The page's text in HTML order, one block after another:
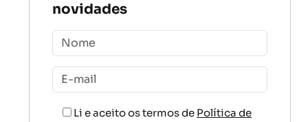
novidades
Li e aceito os termos de Política de